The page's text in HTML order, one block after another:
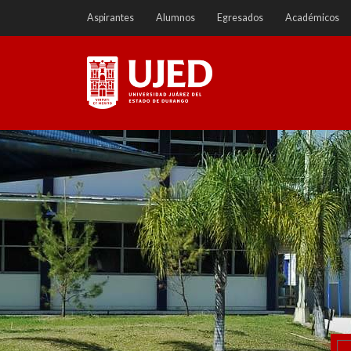
a
Aspirantes Alumnos Egresados Académicos
Universidad Juárez del
Estado de Durango